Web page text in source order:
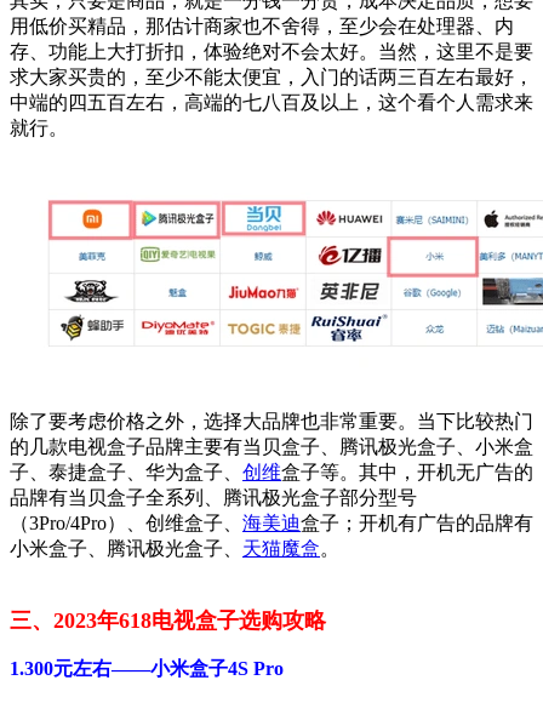
用低价买精品，那估计商家也不舍得，至少会在处理器、内
存、功能上大打折扣，体验绝对不会太好。当然，这里不是要
求大家买贵的，至少不能太便宜，入门的话两三百左右最好，
中端的四五百左右，高端的七八百及以上，这个看个人需求来
就行。
除了要考虑价格之外，选择大品牌也非常重要。当下比较热门
的几款电视盒子品牌主要有当贝盒子、腾讯极光盒子、小米盒
子、泰捷盒子、华为盒子、 创维盒子等。其中，开机无广告的
品牌有当贝盒子全系列、腾讯极光盒子部分型号
（3Pro/4Pro）、创维盒子、 海美迪盒子；开机有广告的品牌有
小米盒子、腾讯极光盒子、 天猫魔盒。
三、2023年618电视盒子选购攻略
1.300元左右——小米盒子4S Pro